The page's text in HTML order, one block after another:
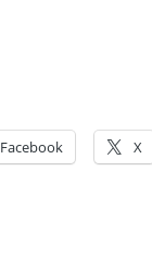
Facebook X